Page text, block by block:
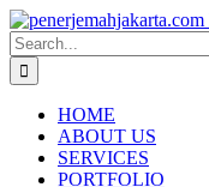
Skip
to
content
Search
for:
HOME
ABOUT US
SERVICES
PORTFOLIO